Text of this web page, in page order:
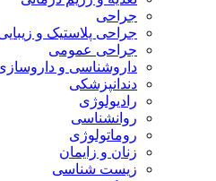
جراحی
جراحی پلاستیک و
جراحی عمومی
داروشناسی و
دندانپزشکی
رادیولوژی
روانشناسی
روماتولوژی
زنان و زایمان
زیست شناسی